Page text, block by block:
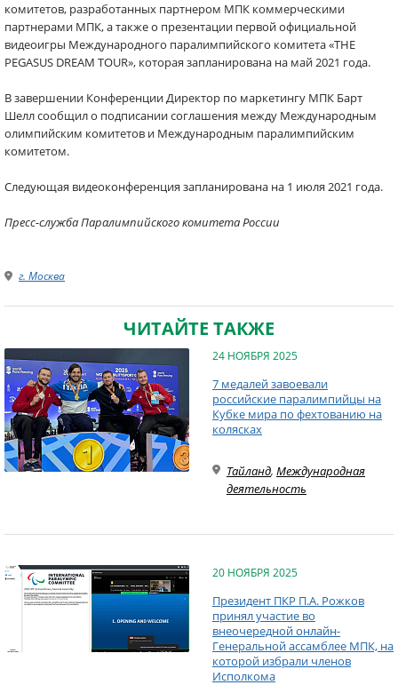
комитетов, разработанных партнером МПК коммерческими
партнерами МПК, а также о презентации первой официальной
видеоигры Международного паралимпийского комитета «THE
PEGASUS DREAM TOUR», которая запланирована на май 2021 года.
В завершении Конференции Директор по маркетингу МПК Барт
Шелл сообщил о подписании соглашения между Международным
олимпийским комитетов и Международным паралимпийским
комитетом.
Следующая видеоконференция запланирована на 1 июля 2021 года.
Пресс-служба Паралимпийского комитета России
г. Москва
ЧИТАЙТЕ ТАКЖЕ
24 НОЯБРЯ 2025
7 медалей завоевали
российские паралимпийцы на
Кубке мира по фехтованию на
колясках
Тайланд, Международная
деятельность
20 НОЯБРЯ 2025
Президент ПКР П.А. Рожков
принял участие во
внеочередной онлайн-
Генеральной ассамблее МПК, на
которой избрали членов
Исполкома